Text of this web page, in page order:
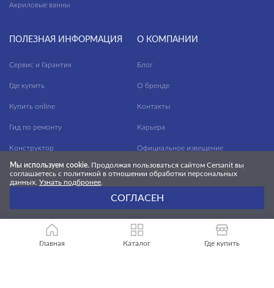
Акриловые ванны
ПОЛЕЗНАЯ ИНФОРМАЦИЯ
Сервис и Гарантия
Где купить
Купить online
Гид по ремонту
Конструктор
Вопросы и ответы
О КОМПАНИИ
Блог
О бренде
Контакты
Карьера
Официальное извещение
Политика конфиденциальности
Мы используем cookie. Продолжая пользоваться сайтом Cersanit вы
соглашаетесь с политикой в отношении обработки персональных
данных. Узнать подбронее
СОГЛАСЕН
Главная Каталог Где купить